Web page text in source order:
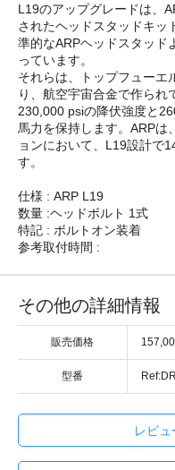
L19のアップグレードは、
されたヘッドスタッドキッ
準的なARPヘッドスタッド
っています。
それらは、トップフューエ
り、航空宇宙合金で作られ
230,000 psiの降伏強度と
馬力を保持します。ARPは
ョンにおいて、L19設計で
す。
仕様 : ARP L19
数量 :ヘッドボルト 1式
特記 : ボルトオン装着
参考取付時間 :
その他の詳細情報
販売価格
型番
レビ